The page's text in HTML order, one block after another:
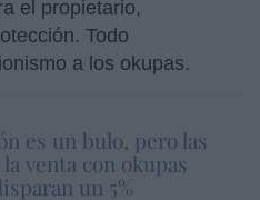
el propietario,
Todo
a los okupas.
es un bulo, pero las
venta con okupas
un 5%